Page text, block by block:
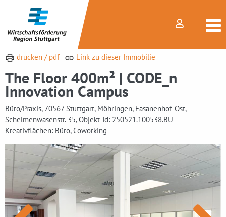
drucken / pdf Link zu dieser Immobilie
The Floor 400m² | CODE_n
Innovation Campus
Büro/Praxis, 70567 Stuttgart, Möhringen, Fasanenhof-Ost,
Schelmenwasenstr. 35, Objekt-Id: 250521.100538.BU
Kreativflächen: Büro, Coworking